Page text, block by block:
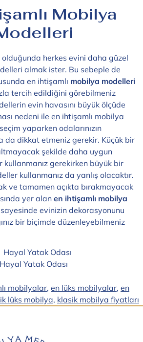
Mobilya
herkes evini daha güzel
almak ister. Bu sebeple de
en ihtişamlı mobilya modelleri
tercih edildiğini görebilmeniz
evin havasını büyük ölçüde
nedeni ile en ihtişamlı mobilya
yaparken odalarınızın
da dikkat etmeniz gerekir. Küçük bir
şekilde daha uygun
kullanmanız gerekirken büyük bir
kullanmanız da yanlış olacaktır.
ve tamamen açıkta bırakmayacak
yer alan en ihtişamlı mobilya
evinizin dekorasyonunu
bir biçimde düzenleyebilmeniz
Hayal Yatak Odası
mobilyalar, en lüks mobilyalar, en
lüks mobilya, klasik mobilya fiyatları